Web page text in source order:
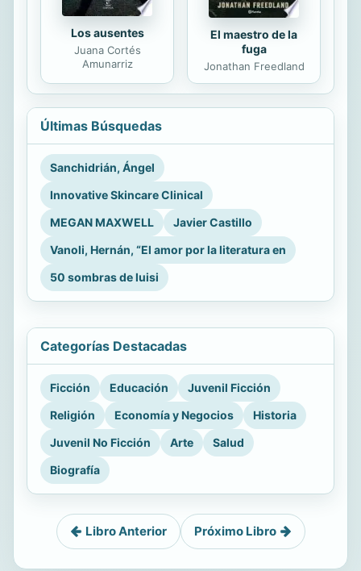
Los ausentes
Juana Cortés
Amunarriz
El maestro de la
fuga
Jonathan Freedland
Últimas Búsquedas
Sanchidrián, Ángel
Innovative Skincare Clinical
MEGAN MAXWELL
Javier Castillo
Vanoli, Hernán, “El amor por la literatura en
50 sombras de luisi
Categorías Destacadas
Ficción Educación
Juvenil Ficción
Religión
Economía y Negocios
Historia
Juvenil No Ficción
Arte
Salud
Biografía
Libro Anterior Próximo Libro